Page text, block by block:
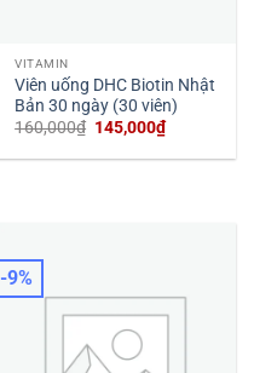
VITAMIN
Viên uống DHC Biotin Nhật
Bản 30 ngày (30 viên)
160,000₫ Giá
là:
145,000₫Giá
hiện
tại
-9%